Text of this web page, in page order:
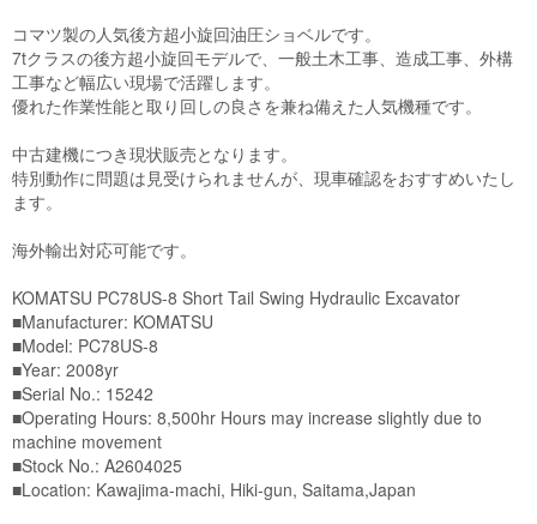
コマツ製の人気後方超小旋回油圧ショベルです。
7tクラスの後方超小旋回モデルで、一般土木工事、造成工事、外構
工事など幅広い現場で活躍します。
優れた作業性能と取り回しの良さを兼ね備えた人気機種です。
中古建機につき現状販売となります。
特別動作に問題は見受けられませんが、現車確認をおすすめいたし
ます。
海外輸出対応可能です。
KOMATSU PC78US-8 Short Tail Swing Hydraulic Excavator
■Manufacturer: KOMATSU
■Model: PC78US-8
■Year: 2008yr
■Serial No.: 15242
■Operating Hours: 8,500hr Hours may increase slightly due to
machine movement
■Stock No.: A2604025
■Location: Kawajima-machi, Hiki-gun, Saitama,Japan